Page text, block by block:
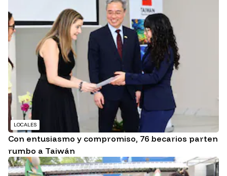
LOCALES
Con entusiasmo y compromiso, 76 becarios parten
rumbo a Taiwán